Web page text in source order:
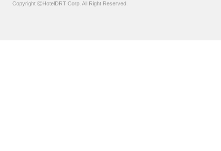
Copyright ⓒHotelDRT Corp. All Right Reserved.